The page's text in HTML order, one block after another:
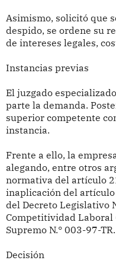
Asimismo, solicitó que
despido, se ordene su
de intereses legales,
Instancias previas
El juzgado
parte la demanda.
superior competente
instancia.
Frente a ello, la
alegando, entre otros
normativa del artículo
inaplicación del artículo
del Decreto Legislativo
Competitividad Laboral
Supremo N.° 003-97-TR.
Decisión